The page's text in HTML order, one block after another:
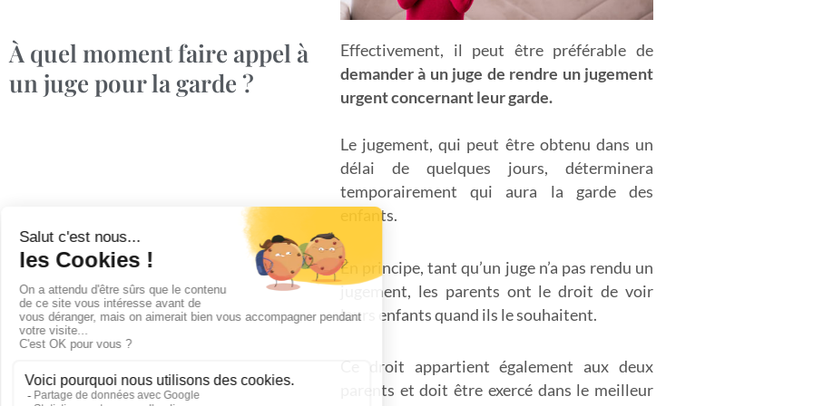
À quel moment faire appel à
un juge pour la garde ?
Effectivement, il peut être préférable de
demander à un juge de rendre un jugement
urgent concernant leur garde.
Le jugement, qui peut être obtenu dans un
délai de quelques jours, déterminera
temporairement qui aura la garde des
enfants.
En principe, tant qu’un juge n’a pas rendu un
jugement, les parents ont le droit de voir
leurs enfants quand ils le souhaitent.
Ce droit appartient également aux deux
parents et doit être exercé dans le meilleur